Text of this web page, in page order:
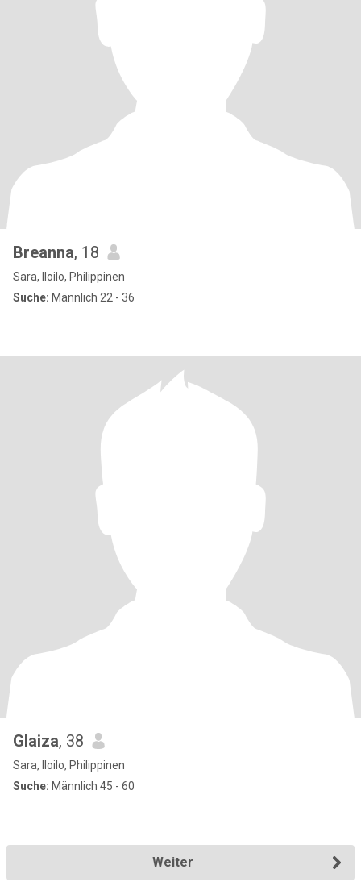
Breanna, 18
Sara, Iloilo, Philippinen
Suche: Männlich 22 - 36
Glaiza, 38
Sara, Iloilo, Philippinen
Suche: Männlich 45 - 60
Weiter